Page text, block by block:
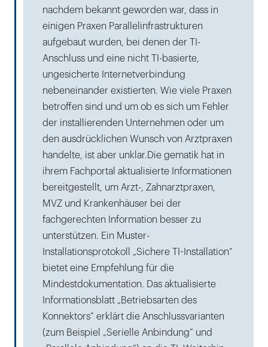
nachdem bekannt geworden war, dass in
einigen Praxen Parallelinfrastrukturen
aufgebaut wurden, bei denen der TI-
Anschluss und eine nicht TI-basierte,
ungesicherte Internetverbindung
nebeneinander existierten. Wie viele Praxen
betroffen sind und um ob es sich um Fehler
der installierenden Unternehmen oder um
den ausdrücklichen Wunsch von Arztpraxen
handelte, ist aber unklar.Die gematik hat in
ihrem Fachportal aktualisierte Informationen
bereitgestellt, um Arzt-, Zahnarztpraxen,
MVZ und Krankenhäuser bei der
fachgerechten Information besser zu
unterstützen. Ein Muster-
Installationsprotokoll „Sichere TI-Installation“
bietet eine Empfehlung für die
Mindestdokumentation. Das aktualisierte
Informationsblatt „Betriebsarten des
Konnektors“ erklärt die Anschlussvarianten
(zum Beispiel „Serielle Anbindung“ und